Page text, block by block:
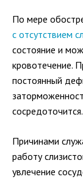
По мере
с отсутствием
состояние и
кровотечение.
постоянный
сосредоточится.
Причинами
работу
увлечение